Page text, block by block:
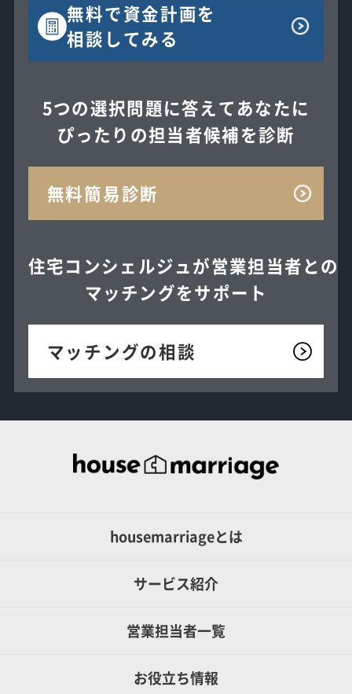
無料で資金計画を
相談してみる
5つの選択問題に答えてあなたに
ぴったりの担当者候補を診断
無料簡易診断
住宅コンシェルジュが営業担当者との
マッチングをサポート
マッチングの相談
housemarriageとは
サービス紹介
営業担当者一覧
お役立ち情報